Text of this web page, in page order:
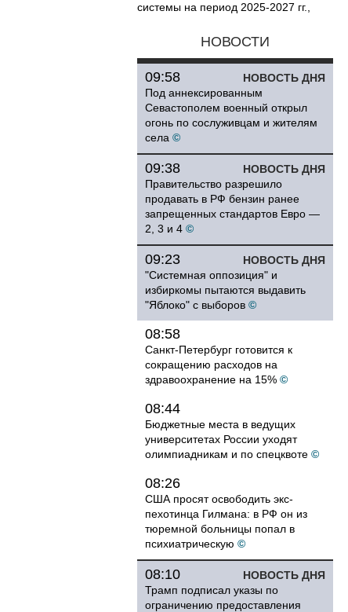
системы на период 2025-2027 гг.,
НОВОСТИ
НОВОСТЬ ДНЯ
09:58
Под аннексированным
Севастополем военный открыл
огонь по сослуживцам и жителям
села ©
НОВОСТЬ ДНЯ
09:38
Правительство разрешило
продавать в РФ бензин ранее
запрещенных стандартов Евро —
2, 3 и 4 ©
НОВОСТЬ ДНЯ
09:23
"Системная оппозиция" и
избиркомы пытаются выдавить
"Яблоко" с выборов ©
08:58
Санкт-Петербург готовится к
сокращению расходов на
здравоохранение на 15% ©
08:44
Бюджетные места в ведущих
университетах России уходят
олимпиадникам и по спецквоте ©
08:26
США просят освободить экс-
пехотинца Гилмана: в РФ он из
тюремной больницы попал в
психиатрическую ©
НОВОСТЬ ДНЯ
08:10
Трамп подписал указы по
ограничению предоставления